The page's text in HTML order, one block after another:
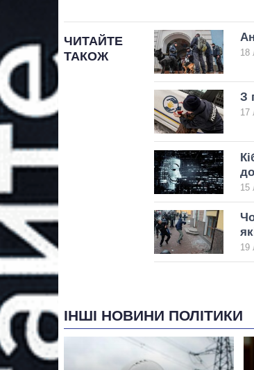
ЧИТАЙТЕ
ТАКОЖ
18
З
17
15
19
ІНШІ НОВИНИ ПОЛІТИКИ